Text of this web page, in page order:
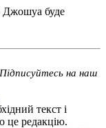
Джошуа буде
на наш
текст і
це редакцію.